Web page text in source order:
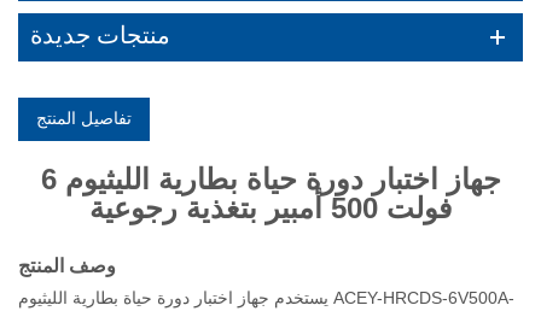
منتجات جديدة
تفاصيل المنتج
جهاز اختبار دورة حياة بطارية الليثيوم 6
فولت 500 أمبير بتغذية رجوعية
وصف المنتج
يستخدم جهاز اختبار دورة حياة بطارية الليثيوم ACEY-HRCDS-6V500A-